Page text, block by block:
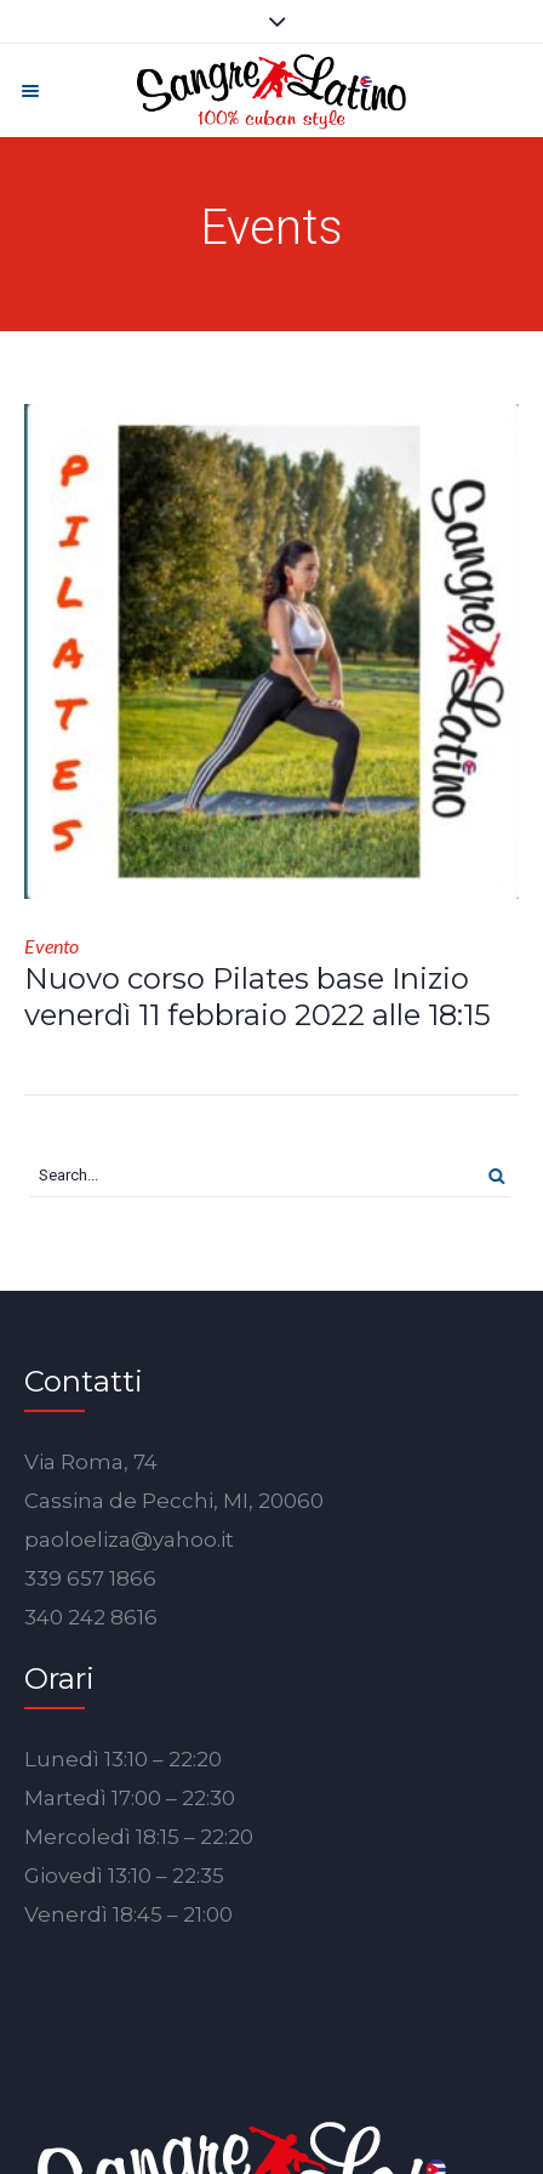
Events
Evento
Nuovo corso Pilates base Inizio
venerdì 11 febbraio 2022 alle 18:15
Contatti
Via Roma, 74
Cassina de Pecchi, MI, 20060
paoloeliza@yahoo.it
339 657 1866
340 242 8616
Orari
Lunedì 13:10 – 22:20
Martedì 17:00 – 22:30
Mercoledì 18:15 – 22:20
Giovedì 13:10 – 22:35
Venerdì 18:45 – 21:00